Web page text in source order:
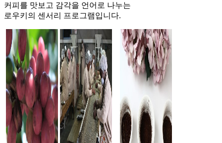
커피를 맛보고 감각을 언어로 나누는
로우키의 센서리 프로그램입니다.